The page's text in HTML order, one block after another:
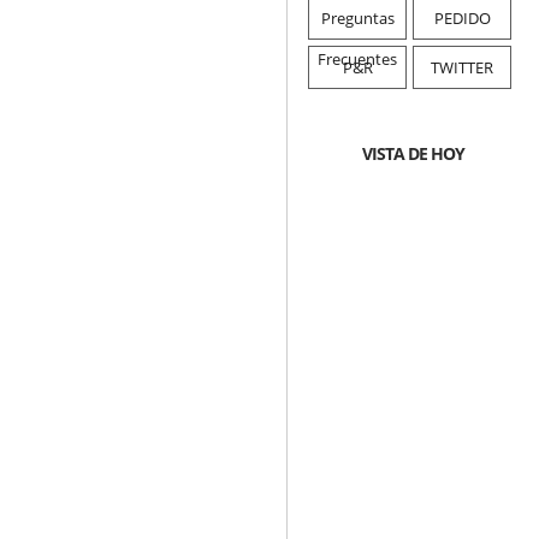
Preguntas
Frecuentes
PEDIDO
P&R TWITTER
VISTA DE HOY